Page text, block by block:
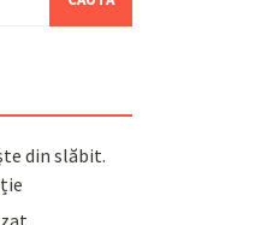
din slăbit.